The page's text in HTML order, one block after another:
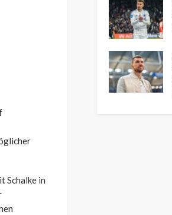
Schalke in